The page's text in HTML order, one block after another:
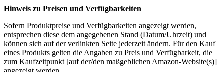
Hinweis zu Preisen und Verfügbarkeiten
Sofern Produktpreise und Verfügbarkeiten angezeigt werden,
entsprechen diese dem angegebenen Stand (Datum/Uhrzeit) und
können sich auf der verlinkten Seite jederzeit ändern. Für den Kauf
eines Produkts gelten die Angaben zu Preis und Verfügbarkeit, die
zum Kaufzeitpunkt [auf der/den maßgeblichen Amazon-Website(s)]